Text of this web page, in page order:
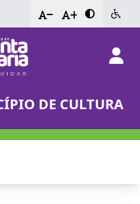
- +
DE CULTURA